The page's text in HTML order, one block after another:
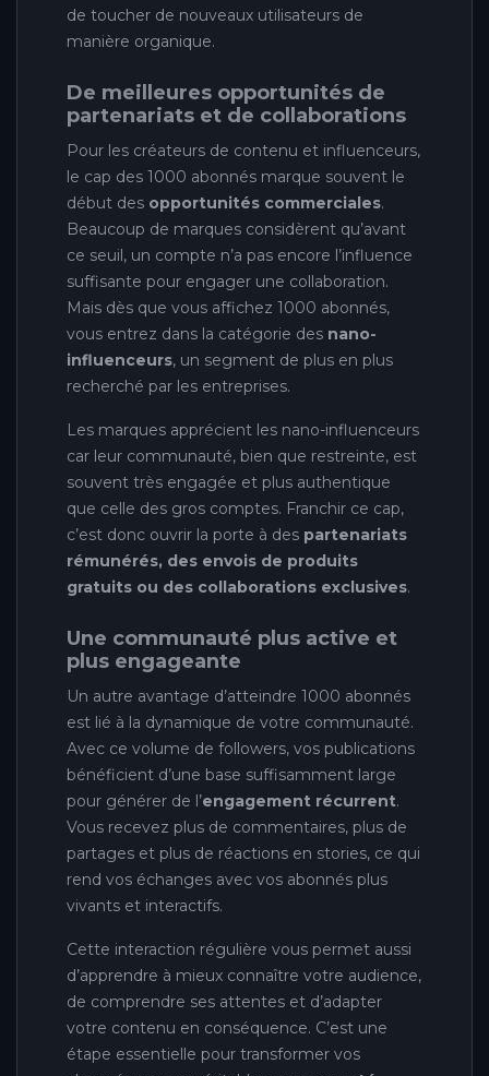
de toucher de nouveaux utilisateurs de
manière organique.
De meilleures opportunités de
partenariats et de collaborations
Pour les créateurs de contenu et influenceurs,
le cap des 1000 abonnés marque souvent le
début des opportunités commerciales.
Beaucoup de marques considèrent qu’avant
ce seuil, un compte n’a pas encore l’influence
suffisante pour engager une collaboration.
Mais dès que vous affichez 1000 abonnés,
vous entrez dans la catégorie des nano-
influenceurs, un segment de plus en plus
recherché par les entreprises.
Les marques apprécient les nano-influenceurs
car leur communauté, bien que restreinte, est
souvent très engagée et plus authentique
que celle des gros comptes. Franchir ce cap,
c’est donc ouvrir la porte à des partenariats
rémunérés, des envois de produits
gratuits ou des collaborations exclusives.
Une communauté plus active et
plus engageante
Un autre avantage d’atteindre 1000 abonnés
est lié à la dynamique de votre communauté.
Avec ce volume de followers, vos publications
bénéficient d’une base suffisamment large
pour générer de l’engagement récurrent.
Vous recevez plus de commentaires, plus de
partages et plus de réactions en stories, ce qui
rend vos échanges avec vos abonnés plus
vivants et interactifs.
Cette interaction régulière vous permet aussi
d’apprendre à mieux connaître votre audience,
de comprendre ses attentes et d’adapter
votre contenu en conséquence. C’est une
étape essentielle pour transformer vos